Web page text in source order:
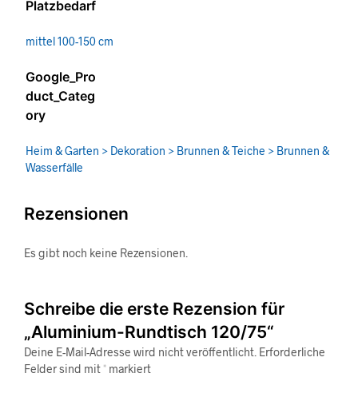
Platzbedarf
mittel 100-150 cm
Google_Pro
duct_Categ
ory
Heim & Garten > Dekoration > Brunnen & Teiche > Brunnen &
Wasserfälle
Rezensionen
Es gibt noch keine Rezensionen.
Schreibe die erste Rezension für
„Aluminium-Rundtisch 120/75“
Deine E-Mail-Adresse wird nicht veröffentlicht. Erforderliche
Felder sind mit * markiert